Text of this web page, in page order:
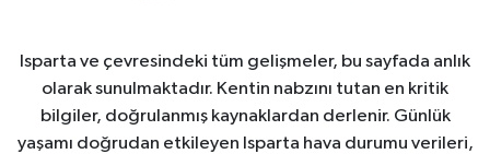
Isparta ve çevresindeki tüm gelişmeler, bu sayfada anlık
olarak sunulmaktadır. Kentin nabzını tutan en kritik
bilgiler, doğrulanmış kaynaklardan derlenir. Günlük
yaşamı doğrudan etkileyen Isparta hava durumu verileri,